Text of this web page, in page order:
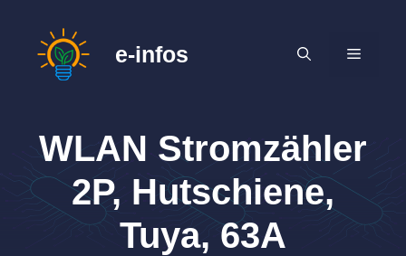
springen
e-infos MENÜ
WLAN Stromzähler
2P, Hutschiene,
Tuya, 63A